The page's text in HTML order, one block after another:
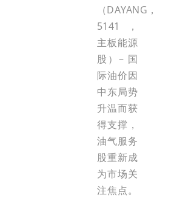
（DAYANG，
5141，
主板能源
股）– 国
际油价因
中东局势
升温而获
得支撑，
油气服务
股重新成
为市场关
注焦点。